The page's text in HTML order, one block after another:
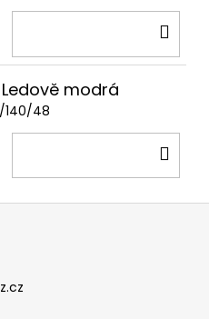
modrá
140/48